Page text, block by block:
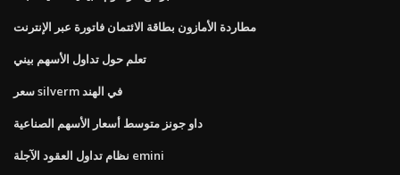
مطاردة الأمازون بطاقة الائتمان فاتورة عبر الإنترنت
تعلم حول تداول الأسهم بيني
سعر silverm في الهند
داو جونز متوسط ​​أسعار الأسهم الصناعية
نظام تداول العقود الآجلة emini